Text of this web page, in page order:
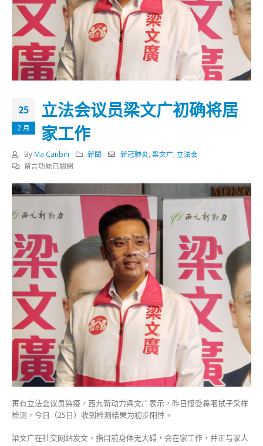
25
2 月
立法会议员梁文广初确将居
家工作
By Ma Canbin 新聞 新冠肺炎 ,梁文广 立法会
在
法
议
梁
文
广
初
确
将
居
家
工
作〉
中
留言功能已關閉
再有立法会议员染疫，西九新动力梁文广表示，昨日接受鼻咽拭子采样
检测，今日（25日）收到检测结果为初步阳性。
梁文广在社交网站发文，指目前身体无大碍，会在家工作，并正与家人